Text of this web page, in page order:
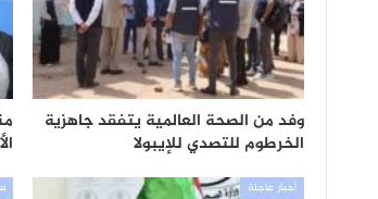
وفد من الصحة العالمية يتفقد جاهزية
الخرطوم للتصدي للإيبولا
أخبار عاجلة